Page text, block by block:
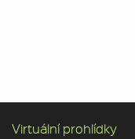
Virtuální prohlídky